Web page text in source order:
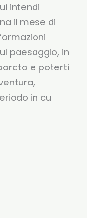
intendi
il mese di
paesaggio, in
e poterti
in cui